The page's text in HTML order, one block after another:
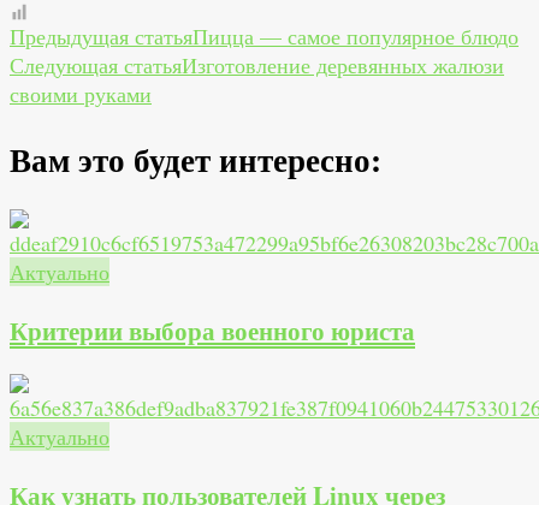
Навигация
по
записям
Предыдущая статьяПицца — самое популярное блюдо
Следующая статьяИзготовление деревянных жалюзи
своими руками
Вам это будет интересно:
Актуально
Критерии выбора военного юриста
Актуально
Как узнать пользователей Linux через